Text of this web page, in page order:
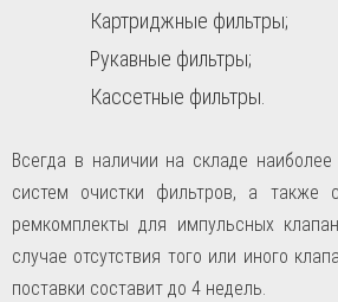
Картриджные фильтры;
Рукавные фильтры;
Кассетные фильтры.
Всегда в наличии на складе
систем очистки фильтров, а также
ремкомплекты для импульсных
случае отсутствия того или иного
поставки составит до 4 недель.